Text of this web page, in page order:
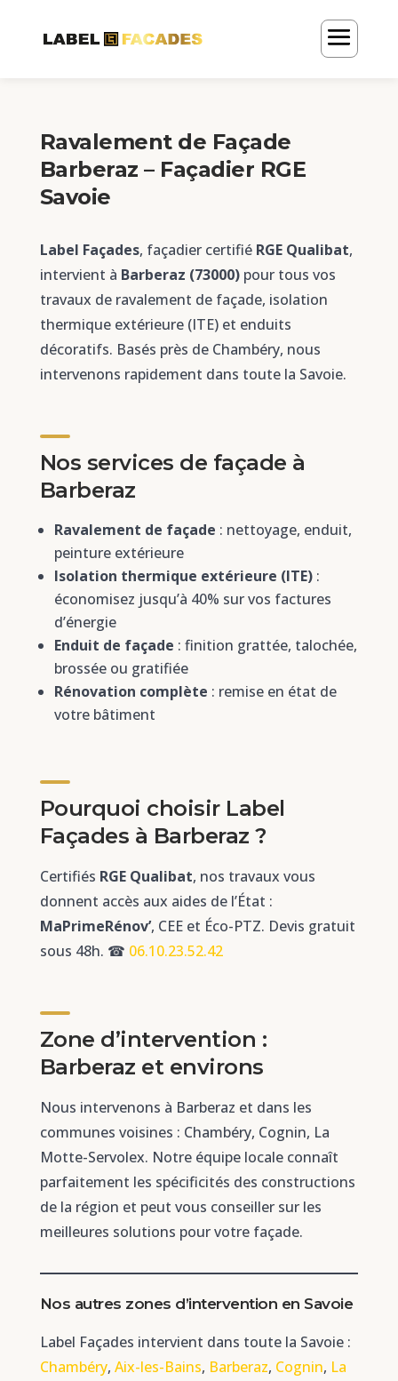
Ravalement de Façade
Barberaz – Façadier RGE
Savoie
Label Façades, façadier certifié RGE Qualibat,
intervient à Barberaz (73000)pour tous vos
travaux de ravalement de façade, isolation
thermique extérieure (ITE) et enduits
décoratifs. Basés près de Chambéry, nous
intervenons rapidement dans toute la Savoie.
Nos services de façade à
Barberaz
Ravalement de façade : nettoyage, enduit,
peinture extérieure
Isolation thermique extérieure (ITE):
économisez jusqu’à 40% sur vos factures
d’énergie
Enduit de façade : finition grattée, talochée,
brossée ou gratifiée
Rénovation complète : remise en état de
votre bâtiment
Pourquoi choisir Label
Façades à Barberaz ?
Certifiés RGE Qualibat, nos travaux vous
donnent accès aux aides de l’État :
MaPrimeRénov’, CEE et Éco-PTZ. Devis gratuit
sous 48h. ☎ 06.10.23.52.42
Zone d’intervention :
Barberaz et environs
Nous intervenons à Barberaz et dans les
communes voisines : Chambéry, Cognin, La
Motte-Servolex. Notre équipe locale connaît
parfaitement les spécificités des constructions
de la région et peut vous conseiller sur les
meilleures solutions pour votre façade.
Nos autres zones d’intervention en Savoie
Label Façades intervient dans toute la Savoie :
Chambéry, Aix-les-Bains, Barberaz, Cognin, La